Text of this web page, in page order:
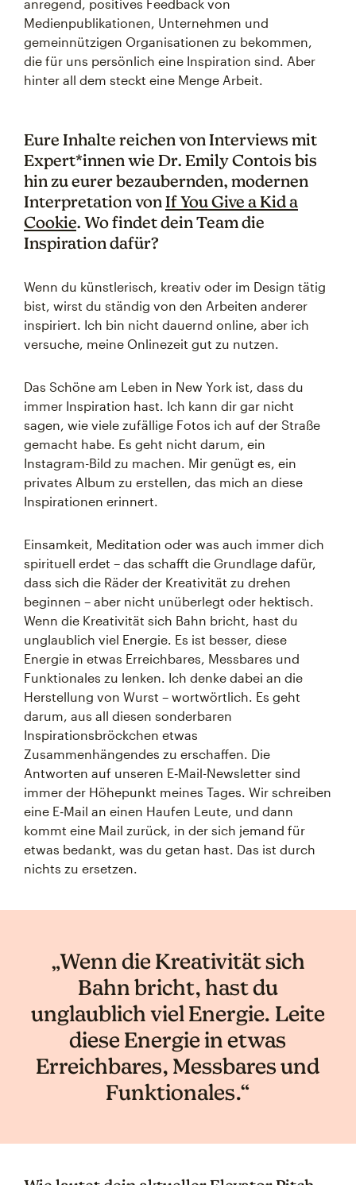
anregend, positives Feedback von
Medienpublikationen, Unternehmen und
gemeinnützigen Organisationen zu bekommen,
die für uns persönlich eine Inspiration sind. Aber
hinter all dem steckt eine Menge Arbeit.
Eure Inhalte reichen von Interviews mit
Expert*innen wie Dr. Emily Contois bis
hin zu eurer bezaubernden, modernen
Interpretation vonIf You Give a Kid a
Cookie. Wo findet dein Team die
Inspiration dafür?
Wenn du künstlerisch, kreativ oder im Design tätig
bist, wirst du ständig von den Arbeiten anderer
inspiriert. Ich bin nicht dauernd online, aber ich
versuche, meine Onlinezeit gut zu nutzen.
Das Schöne am Leben in New York ist, dass du
immer Inspiration hast. Ich kann dir gar nicht
sagen, wie viele zufällige Fotos ich auf der Straße
gemacht habe. Es geht nicht darum, ein
Instagram-Bild zu machen. Mir genügt es, ein
privates Album zu erstellen, das mich an diese
Inspirationen erinnert.
Einsamkeit, Meditation oder was auch immer dich
spirituell erdet – das schafft die Grundlage dafür,
dass sich die Räder der Kreativität zu drehen
beginnen – aber nicht unüberlegt oder hektisch.
Wenn die Kreativität sich Bahn bricht, hast du
unglaublich viel Energie. Es ist besser, diese
Energie in etwas Erreichbares, Messbares und
Funktionales zu lenken. Ich denke dabei an die
Herstellung von Wurst – wortwörtlich. Es geht
darum, aus all diesen sonderbaren
Inspirationsbröckchen etwas
Zusammenhängendes zu erschaffen. Die
Antworten auf unseren E‑Mail-Newsletter sind
immer der Höhepunkt meines Tages. Wir schreiben
eine E‑Mail an einen Haufen Leute, und dann
kommt eine Mail zurück, in der sich jemand für
etwas bedankt, was du getan hast. Das ist durch
nichts zu ersetzen.
„Wenn die Kreativität sich
Bahn bricht, hast du
unglaublich viel Energie. Leite
diese Energie in etwas
Erreichbares, Messbares und
Funktionales.“